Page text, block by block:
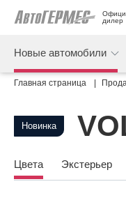
дилер
Новые автомобили
Главная страница
Новинка
Цвета Экстерьер